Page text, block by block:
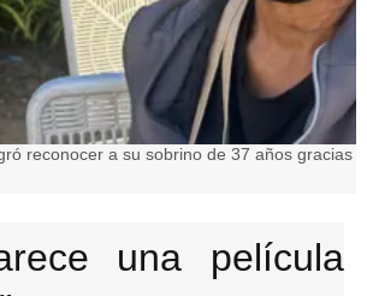
reconocer a su sobrino de 37 años gracias
una película